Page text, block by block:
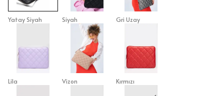
Yatay Siyah Siyah Gri Uzay
Lila Vizon Kırmızı